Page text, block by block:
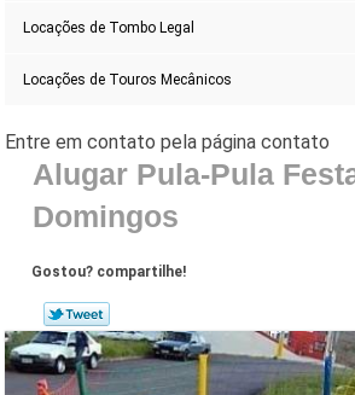
Locações de Tombo Legal
Locações de Touros Mecânicos
Alugar Pula-Pula
Domingos
Gostou? compartilhe!